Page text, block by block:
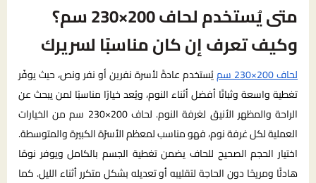
متى يُستخدم لحاف 200×230 سم؟
وكيف تعرف إن كان مناسبًا لسريرك
لحاف 200×230 سم
يُستخدم عادةً لأسرة نفرين أو نفر ونص، حيث يوفّر
تغطية واسعة وثباتًا أفضل أثناء النوم، ويُعد خيارًا مناسبًا لمن يبحث عن
الراحة والمظهر الأنيق لغرفة النوم. لحاف 200×230 سم من الخيارات
العملية لكل غرفة نوم، فهو مناسب لمعظم الأسرّة الكبيرة والمتوسطة.
اختيار الحجم الصحيح للحاف يضمن تغطية الجسم بالكامل ويوفر نومًا
هادئًا ومريحًا دون الحاجة لتقليبه أو تعديله بشكل متكرر أثناء الليل. كما